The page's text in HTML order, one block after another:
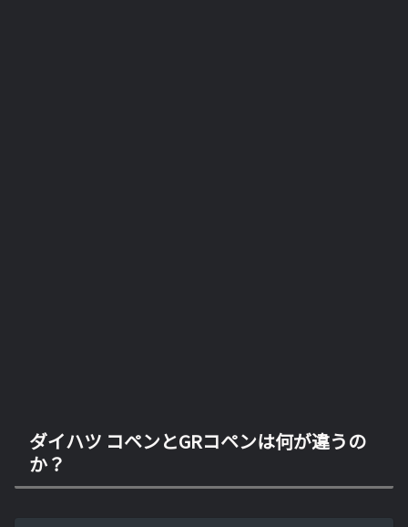
ダイハツ コペンとGRコペンは何が違うの
か？